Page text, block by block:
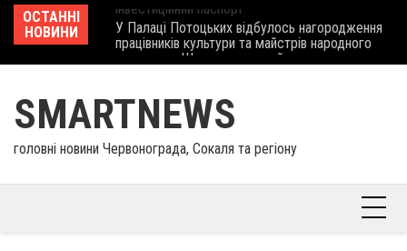
Skip
content
ОСТАННІ
НОВИНИ
У Палаці Потоцьких відбулось нагородження
працівників культури та майстрів народного
мистецтва Шептицького району
SMARTNEWS
головні новини Червонограда, Сокаля та регіону